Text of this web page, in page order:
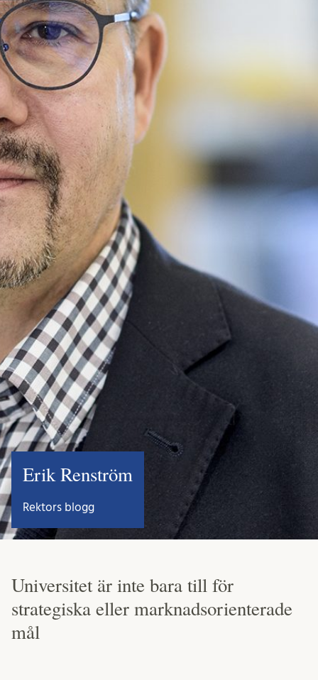
Erik Renström
Rektors blogg
Universitet är inte bara till för
strategiska eller marknadsorienterade
mål